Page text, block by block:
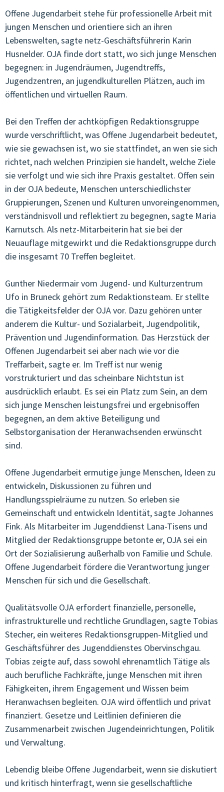
Offene Jugendarbeit stehe für professionelle Arbeit mit
jungen Menschen und orientiere sich an ihren
Lebenswelten, sagte netz-Geschäftsführerin Karin
Husnelder. OJA finde dort statt, wo sich junge Menschen
begegnen: in Jugendräumen, Jugendtreffs,
Jugendzentren, an jugendkulturellen Plätzen, auch im
öffentlichen und virtuellen Raum.
Bei den Treffen der achtköpfigen Redaktionsgruppe
wurde verschriftlicht, was Offene Jugendarbeit bedeutet,
wie sie gewachsen ist, wo sie stattfindet, an wen sie sich
richtet, nach welchen Prinzipien sie handelt, welche Ziele
sie verfolgt und wie sich ihre Praxis gestaltet. Offen sein
in der OJA bedeute, Menschen unterschiedlichster
Gruppierungen, Szenen und Kulturen unvoreingenommen,
verständnisvoll und reflektiert zu begegnen, sagte Maria
Karnutsch. Als netz-Mitarbeiterin hat sie bei der
Neuauflage mitgewirkt und die Redaktionsgruppe durch
die insgesamt 70 Treffen begleitet.
Gunther Niedermair vom Jugend- und Kulturzentrum
Ufo in Bruneck gehört zum Redaktionsteam. Er stellte
die Tätigkeitsfelder der OJA vor. Dazu gehören unter
anderem die Kultur- und Sozialarbeit, Jugendpolitik,
Prävention und Jugendinformation. Das Herzstück der
Offenen Jugendarbeit sei aber nach wie vor die
Treffarbeit, sagte er. Im Treff ist nur wenig
vorstrukturiert und das scheinbare Nichtstun ist
ausdrücklich erlaubt. Es sei ein Platz zum Sein, an dem
sich junge Menschen leistungsfrei und ergebnisoffen
begegnen, an dem aktive Beteiligung und
Selbstorganisation der Heranwachsenden erwünscht
sind.
Offene Jugendarbeit ermutige junge Menschen, Ideen zu
entwickeln, Diskussionen zu führen und
Handlungsspielräume zu nutzen. So erleben sie
Gemeinschaft und entwickeln Identität, sagte Johannes
Fink. Als Mitarbeiter im Jugenddienst Lana-Tisens und
Mitglied der Redaktionsgruppe betonte er, OJA sei ein
Ort der Sozialisierung außerhalb von Familie und Schule.
Offene Jugendarbeit fördere die Verantwortung junger
Menschen für sich und die Gesellschaft.
Qualitätsvolle OJA erfordert finanzielle, personelle,
infrastrukturelle und rechtliche Grundlagen, sagte Tobias
Stecher, ein weiteres Redaktionsgruppen-Mitglied und
Geschäftsführer des Jugenddienstes Obervinschgau.
Tobias zeigte auf, dass sowohl ehrenamtlich Tätige als
auch berufliche Fachkräfte, junge Menschen mit ihren
Fähigkeiten, ihrem Engagement und Wissen beim
Heranwachsen begleiten. OJA wird öffentlich und privat
finanziert. Gesetze und Leitlinien definieren die
Zusammenarbeit zwischen Jugendeinrichtungen, Politik
und Verwaltung.
Lebendig bleibe Offene Jugendarbeit, wenn sie diskutiert
und kritisch hinterfragt, wenn sie gesellschaftliche